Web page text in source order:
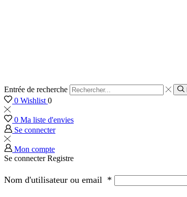
Entrée de recherche
0 Wishlist 0
0 Ma liste d'envies
Se connecter
Mon compte
Se connecterRegistre
Nom d'utilisateur ou email *